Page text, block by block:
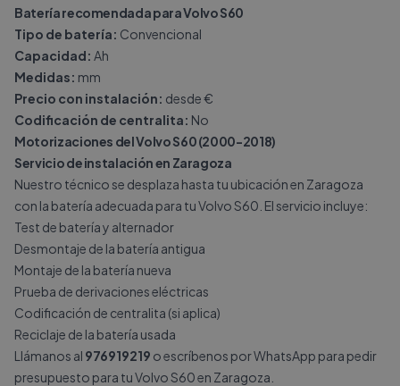
Batería recomendada para Volvo S60
Tipo de batería: Convencional
Capacidad: Ah
Medidas: mm
Precio con instalación: desde €
Codificación de centralita: No
Motorizaciones del Volvo S60 (2000-2018)
Servicio de instalación en Zaragoza
Nuestro técnico se desplaza hasta tu ubicación en Zaragoza
con la batería adecuada para tu Volvo S60. El servicio incluye:
Test de batería y alternador
Desmontaje de la batería antigua
Montaje de la batería nueva
Prueba de derivaciones eléctricas
Codificación de centralita (si aplica)
Reciclaje de la batería usada
Llámanos al 976919219 o escríbenos porWhatsApp para pedir
presupuesto para tu Volvo S60 en Zaragoza.